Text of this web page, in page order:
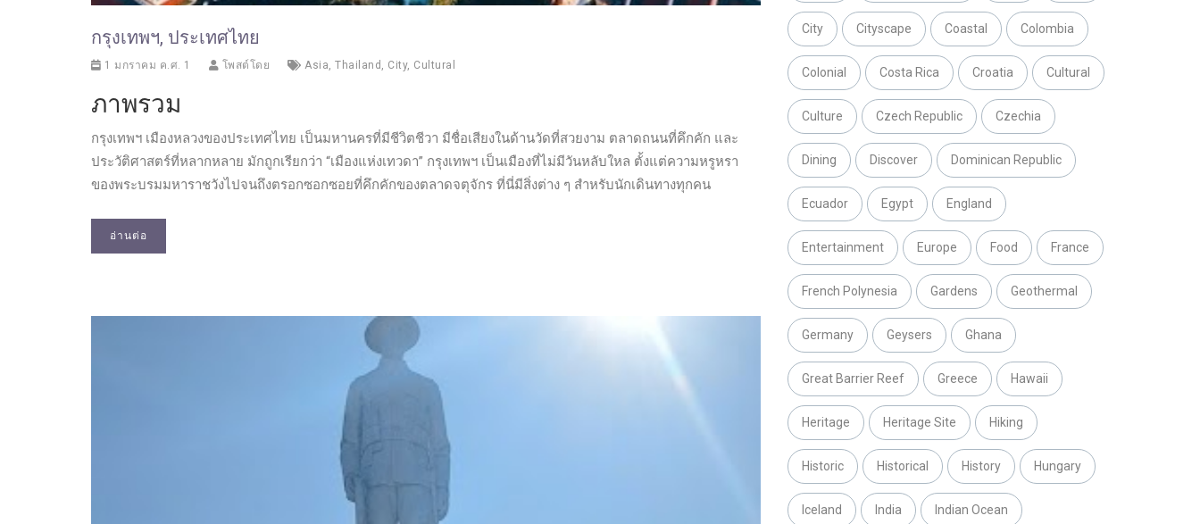
กรุงเทพฯ, ประเทศไทย
1 มกราคม ค.ศ. 1 โพสต์โดย Asia, Thailand , City, Cultural
ภาพรวม
กรุงเทพฯ เมืองหลวงของประเทศไทย เป็นมหานครที่มีชีวิตชีวา มีชื่อเสียงในด้านวัดที่สวยงาม ตลาดถนนที่คึกคัก และ
ประวัติศาสตร์ที่หลากหลาย มักถูกเรียกว่า “เมืองแห่งเทวดา” กรุงเทพฯ เป็นเมืองที่ไม่มีวันหลับใหล ตั้งแต่ความหรูหรา
ของพระบรมมหาราชวังไปจนถึงตรอกซอกซอยที่คึกคักของตลาดจตุจักร ที่นี่มีสิ่งต่าง ๆ สำหรับนักเดินทางทุกคน
อ่านต่อ
City Cityscape Coastal Colombia
Colonial Costa Rica Croatia Cultural
Culture Czech Republic Czechia
Dining Discover Dominican Republic
Ecuador Egypt England
Entertainment Europe Food France
French Polynesia Gardens Geothermal
Germany Geysers Ghana
Great Barrier Reef Greece Hawaii
Heritage Heritage Site Hiking
Historic Historical History Hungary
Iceland India Indian Ocean